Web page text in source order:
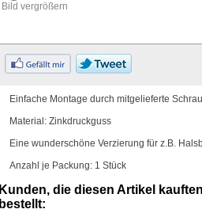
Bild vergrößern
Einfache Montage durch mitgelieferte
Material: Zinkdruckguss
Eine wunderschöne Verzierung für z.B.
Anzahl je Packung: 1 Stück
Kunden, die diesen Artikel
bestellt: